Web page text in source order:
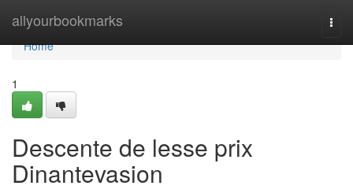
allyourbookmarks
Home
Home
1
Descente de lesse prix
Dinantevasion